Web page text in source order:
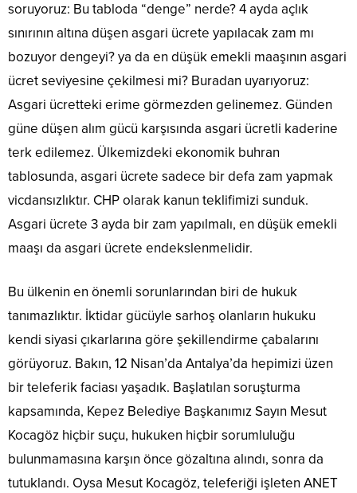
soruyoruz: Bu tabloda “denge” nerde? 4 ayda açlık
sınırının altına düşen asgari ücrete yapılacak zam mı
bozuyor dengeyi? ya da en düşük emekli maaşının asgari
ücret seviyesine çekilmesi mi? Buradan uyarıyoruz:
Asgari ücretteki erime görmezden gelinemez. Günden
güne düşen alım gücü karşısında asgari ücretli kaderine
terk edilemez. Ülkemizdeki ekonomik buhran
tablosunda, asgari ücrete sadece bir defa zam yapmak
vicdansızlıktır. CHP olarak kanun teklifimizi sunduk.
Asgari ücrete 3 ayda bir zam yapılmalı, en düşük emekli
maaşı da asgari ücrete endekslenmelidir.
Bu ülkenin en önemli sorunlarından biri de hukuk
tanımazlıktır. İktidar gücüyle sarhoş olanların hukuku
kendi siyasi çıkarlarına göre şekillendirme çabalarını
görüyoruz. Bakın, 12 Nisan’da Antalya’da hepimizi üzen
bir teleferik faciası yaşadık. Başlatılan soruşturma
kapsamında, Kepez Belediye Başkanımız Sayın Mesut
Kocagöz hiçbir suçu, hukuken hiçbir sorumluluğu
bulunmamasına karşın önce gözaltına alındı, sonra da
tutuklandı. Oysa Mesut Kocagöz, teleferiği işleten ANET